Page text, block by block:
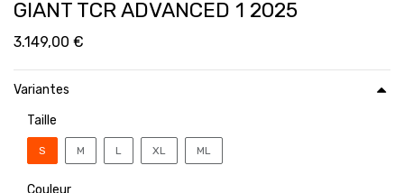
GIANT TCR ADVANCED 1 2025
3.149,00 €
Variantes
Taille
S M L XL ML
Couleur